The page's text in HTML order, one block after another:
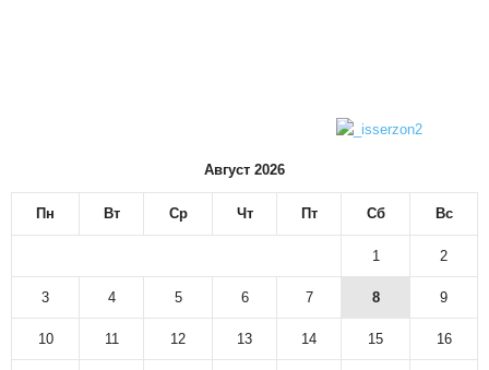
Август 2026
Пн Вт Ср Чт Пт Сб Вс
1 2
3 4 5 6 7 8 9
10 11 12 13 14 15 16